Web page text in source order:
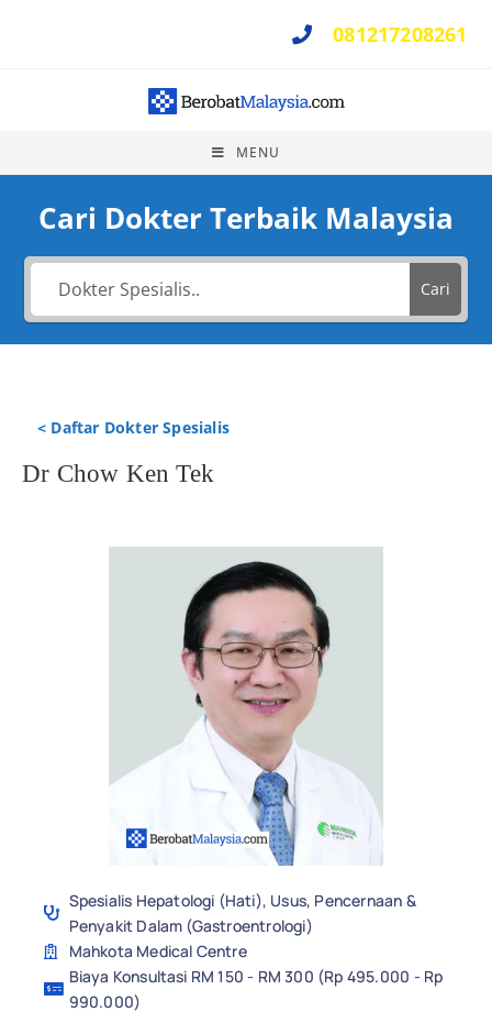
081217208261
MENU
Cari Dokter Terbaik Malaysia
Cari
< Daftar Dokter Spesialis
Dr Chow Ken Tek
Spesialis Hepatologi (Hati), Usus, Pencernaan &
Penyakit Dalam (Gastroentrologi)
Mahkota Medical Centre
Biaya Konsultasi RM 150 - RM 300 (Rp 495.000 - Rp
990.000)